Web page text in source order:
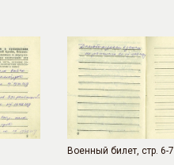
Военный билет, стр. 6-7